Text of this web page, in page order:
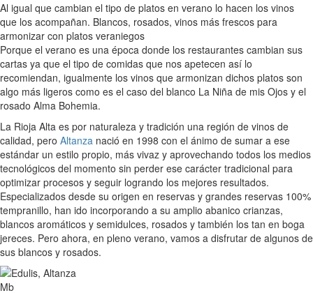
Al igual que cambian el tipo de platos en verano lo hacen los vinos
que los acompañan. Blancos, rosados, vinos más frescos para
armonizar con platos veraniegos
Porque el verano es una época donde los restaurantes cambian sus
cartas ya que el tipo de comidas que nos apetecen así lo
recomiendan, igualmente los vinos que armonizan dichos platos son
algo más ligeros como es el caso del blanco La Niña de mis Ojos y el
rosado Alma Bohemia.
La Rioja Alta es por naturaleza y tradición una región de vinos de
calidad, pero Altanza nació en 1998 con el ánimo de sumar a ese
estándar un estilo propio, más vivaz y aprovechando todos los medios
tecnológicos del momento sin perder ese carácter tradicional para
optimizar procesos y seguir logrando los mejores resultados.
Especializados desde su origen en reservas y grandes reservas 100%
tempranillo, han ido incorporando a su amplio abanico crianzas,
blancos aromáticos y semidulces, rosados y también los tan en boga
jereces. Pero ahora, en pleno verano, vamos a disfrutar de algunos de
sus blancos y rosados.